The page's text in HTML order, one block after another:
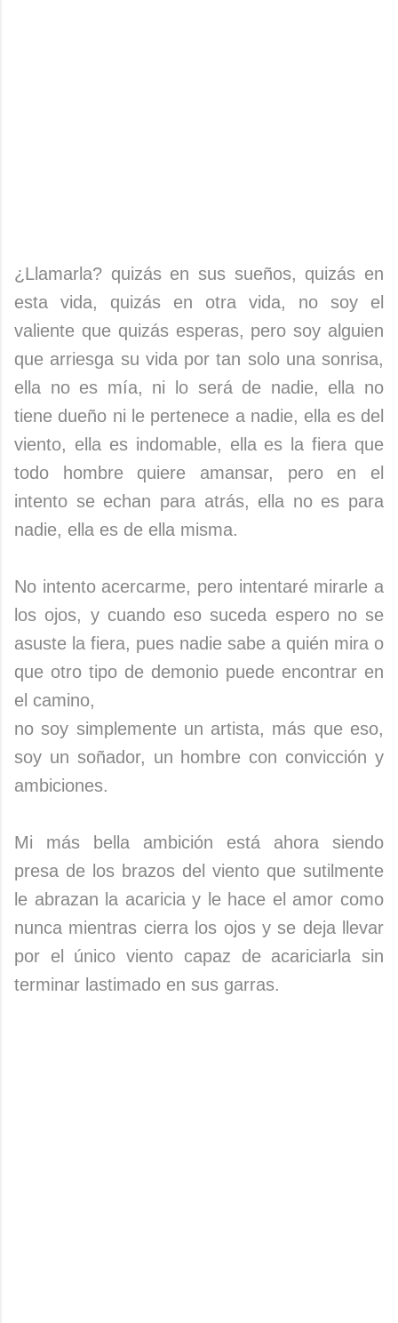
¿Llamarla? quizás en sus sueños, quizás en
esta vida, quizás en otra vida, no soy el
valiente que quizás esperas, pero soy alguien
que arriesga su vida por tan solo una sonrisa,
ella no es mía, ni lo será de nadie, ella no
tiene dueño ni le pertenece a nadie, ella es del
viento, ella es indomable, ella es la fiera que
todo hombre quiere amansar, pero en el
intento se echan para atrás, ella no es para
nadie, ella es de ella misma.
No intento acercarme, pero intentaré mirarle a
los ojos, y cuando eso suceda espero no se
asuste la fiera, pues nadie sabe a quién mira o
que otro tipo de demonio puede encontrar en
el camino,
no soy simplemente un artista, más que eso,
soy un soñador, un hombre con convicción y
ambiciones.
Mi más bella ambición está ahora siendo
presa de los brazos del viento que sutilmente
le abrazan la acaricia y le hace el amor como
nunca mientras cierra los ojos y se deja llevar
por el único viento capaz de acariciarla sin
terminar lastimado en sus garras.